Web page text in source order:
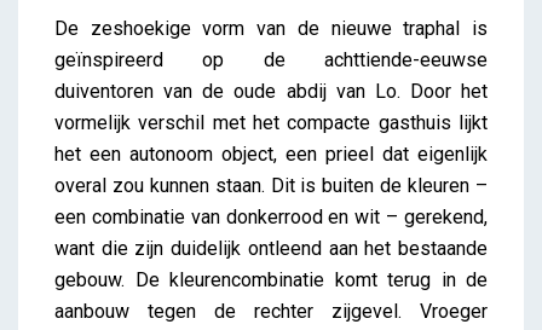
De zeshoekige vorm van de nieuwe traphal is
geïnspireerd op de achttiende-eeuwse
duiventoren van de oude abdij van Lo. Door het
vormelijk verschil met het compacte gasthuis lijkt
het een autonoom object, een prieel dat eigenlijk
overal zou kunnen staan. Dit is buiten de kleuren –
een combinatie van donkerrood en wit – gerekend,
want die zijn duidelijk ontleend aan het bestaande
gebouw. De kleurencombinatie komt terug in de
aanbouw tegen de rechter zijgevel. Vroeger